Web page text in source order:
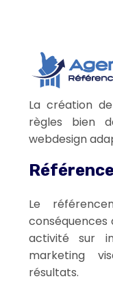
La création
règles bien
webdesign
Le
activité sur
marketing
résultats.